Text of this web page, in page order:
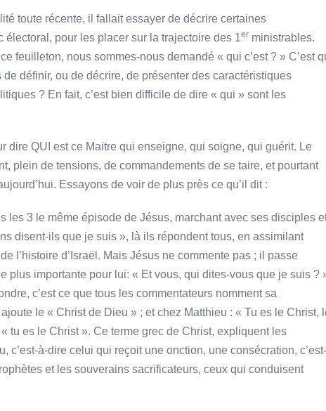
toute récente, il fallait essayer de décrire certaines
pour les placer sur la trajectoire des 1er ministrables.
feuilleton, nous sommes-nous demandé « qui c’est ? » C’est
définir, ou de décrire, de présenter des caractéristiques
? En fait, c’est bien difficile de dire « qui » sont les
dire QUI est ce Maitre qui enseigne, qui soigne, qui guérit. Le
plein de tensions, de commandements de se taire, et pourtant
Essayons de voir de plus près ce qu’il dit :
les 3 le même épisode de Jésus, marchant avec ses disciples
disent-ils que je suis », là ils répondent tous, en assimilant
l’histoire d’Israël. Mais Jésus ne commente pas ; il passe
plus importante pour lui: « Et vous, qui dites-vous que je suis ?
c’est ce que tous les commentateurs nomment sa
le « Christ de Dieu » ; et chez Matthieu : « Tu es le Christ,
tu es le Christ ». Ce terme grec de Christ, expliquent les
c’est-à-dire celui qui reçoit une onction, une consécration,
et les souverains sacrificateurs, ceux qui conduisent